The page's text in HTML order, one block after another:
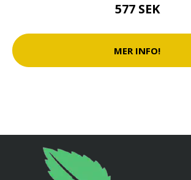
577 SEK
MER INFO!